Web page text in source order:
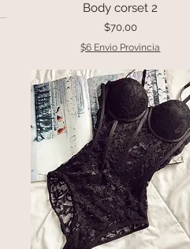
Vista rápida
Body corset 2
Precio
$70,00
$6 Envio Provincia